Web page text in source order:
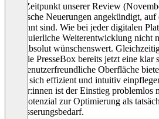
Zum Zeitpunkt unserer Review
technische Neuerungen angekündigt,
gespannt sind. Wie bei jeder digitalen
kontinuierliche Weiterentwicklung nicht
auch absolut wünschenswert.
dass die PresseBox bereits jetzt eine
sehr benutzerfreundliche Oberfläche
lassen sich effizient und intuitiv
Nutzer:innen ist der Einstieg problemlos
eher Potenzial zur Optimierung als
Verbesserungsbedarf.